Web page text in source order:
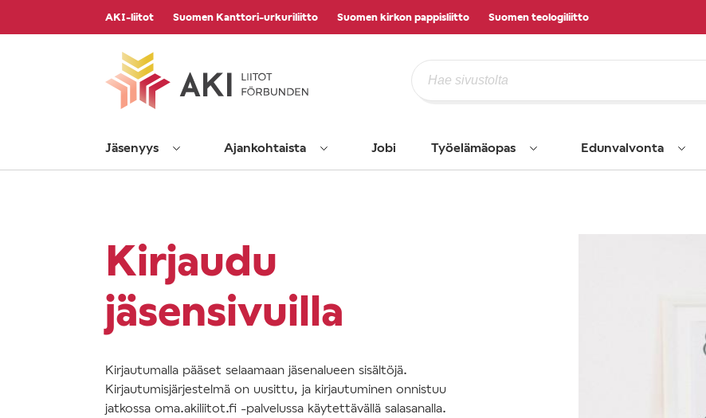
AKI-liitot Suomen Kanttori-urkuriliitto Suomen kirkon pappisliitto Suomen teologiliitto
Jäsenyys Ajankohtaista Jobi Työelämäopas Edunvalvonta
Kirjaudu
jäsensivuilla
Kirjautumalla pääset selaamaan jäsenalueen sisältöjä.
Kirjautumisjärjestelmä on uusittu, ja kirjautuminen onnistuu
jatkossa oma.akiliitot.fi -palvelussa käytettävällä salasanalla.